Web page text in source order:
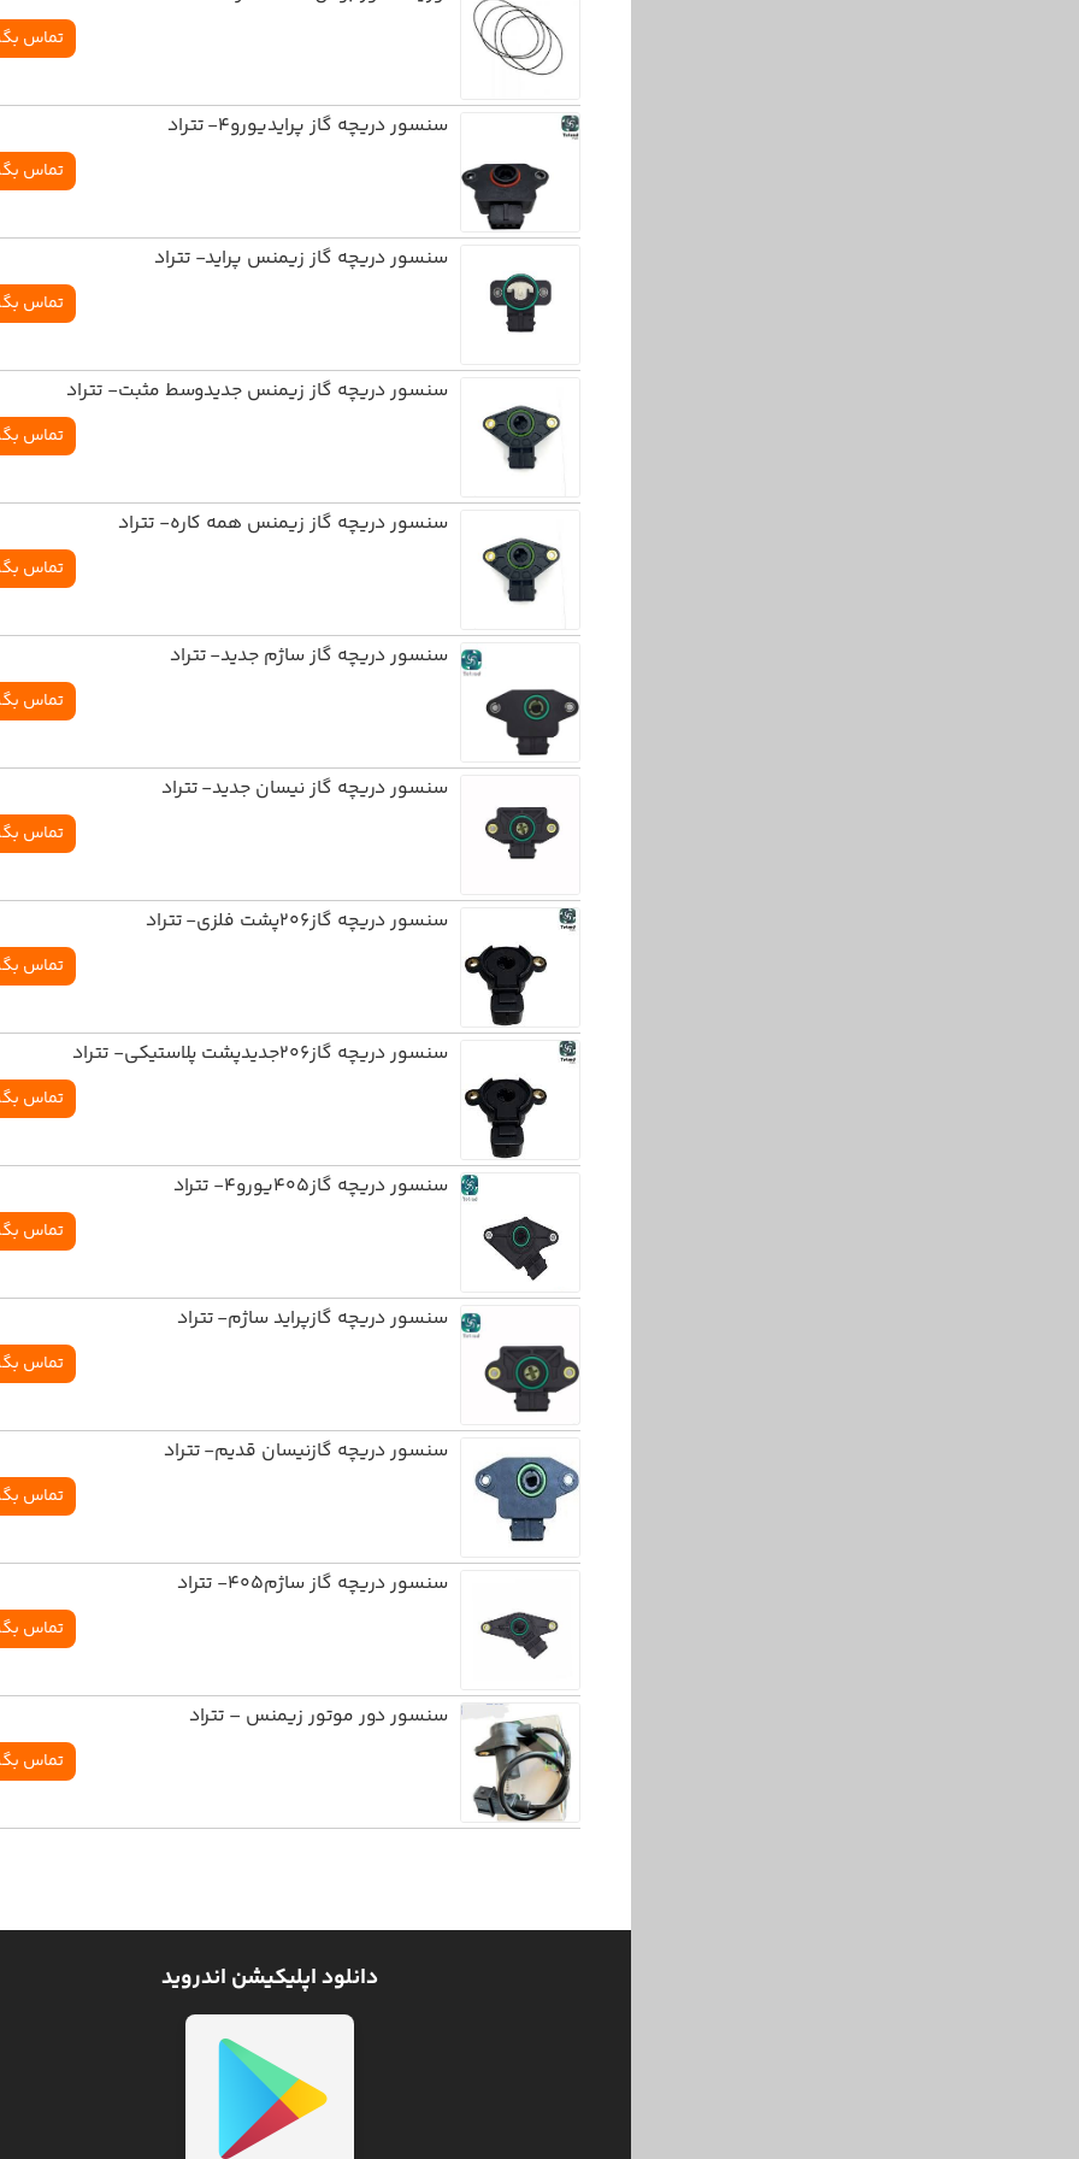
تماس
سنسور دريچه گاز پرايديورو4- تتراد
تماس
سنسور دريچه گاز زيمنس پرايد- تتراد
تماس
سنسور دريچه گاز زيمنس جديدوسط مثبت- تتراد
تماس
سنسور دريچه گاز زيمنس همه کاره- تتراد
تماس
سنسور دريچه گاز ساژم جديد- تتراد
تماس
سنسور دريچه گاز نيسان جديد- تتراد
تماس
سنسور دريچه گاز206پشت فلزي- تتراد
تماس
سنسور دريچه گاز206جديدپشت پلاستيکي- تتراد
تماس
سنسور دريچه گاز405يورو4- تتراد
تماس
سنسور دريچه گازپرايد ساژم- تتراد
تماس
سنسور دريچه گازنيسان قديم- تتراد
تماس
سنسور دریچه گاز ساژم405- تتراد
تماس
سنسور دور موتور زيمنس – تتراد
تماس
دانلود اپلیکیشن اندروید